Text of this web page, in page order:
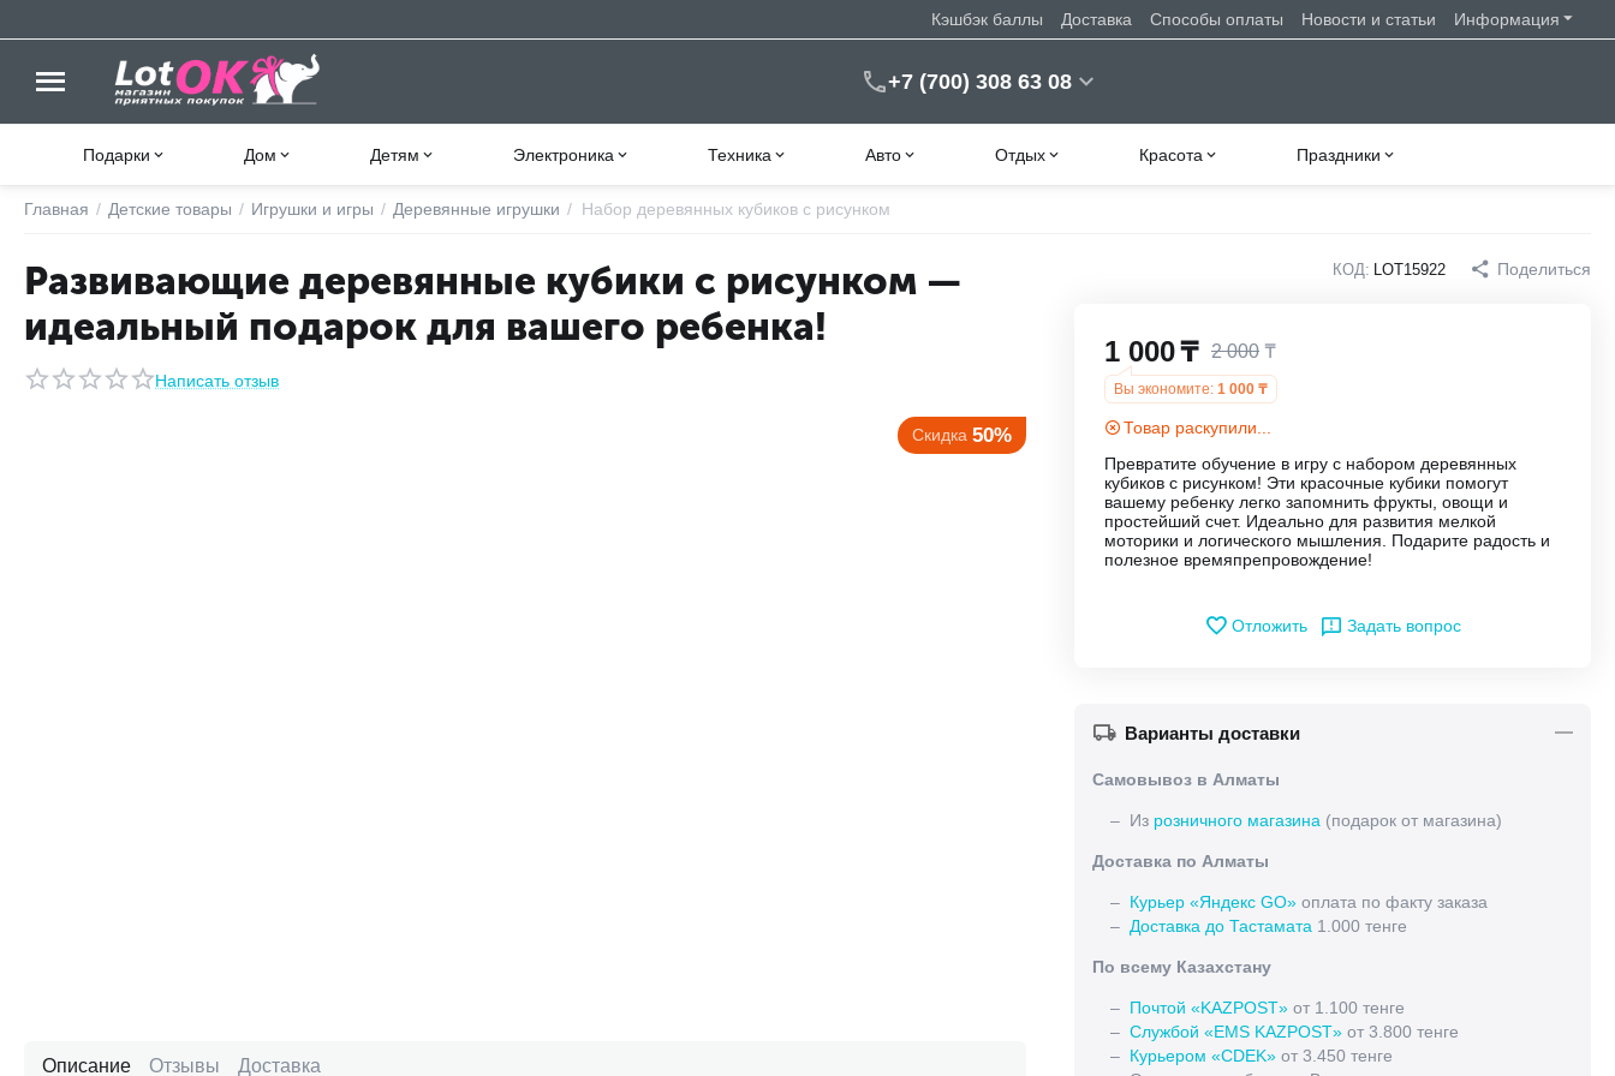
Кэшбэк баллы Доставка Способы оплаты Новости и статьи Информация
+7 (700) 308 63 08
Подарки Дом Детям Электроника Техника Авто Отдых Красота Праздники
Главная / Детские товары / Игрушки и игры / Деревянные игрушки / Набор деревянных кубиков с рисунком
Развивающие деревянные кубики с рисунком —
идеальный подарок для вашего ребенка!
Написать отзыв
КОД: LOT15922 Поделиться
1 000₸ 2 000 ₸
Вы экономите: 1 000 ₸
Товар раскупили...
Превратите обучение в игру с набором деревянных
кубиков с рисунком! Эти красочные кубики помогут
вашему ребенку легко запомнить фрукты, овощи и
простейший счет. Идеально для развития мелкой
моторики и логического мышления. Подарите радость и
полезное времяпрепровождение!
Отложить Задать вопрос
Варианты доставки
Самовывоз в Алматы
– Из розничного магазина (подарок от магазина)
Доставка по Алматы
– Курьер «Яндекс GO» оплата по факту заказа
– Доставка до Тастамата 1.000 тенге
По всему Казахстану
– Почтой «KAZPOST» от 1.100 тенге
– Службой «EMS KAZPOST» от 3.800 тенге
– Курьером «CDEK» от 3.450 тенге
Описание Отзывы Доставка